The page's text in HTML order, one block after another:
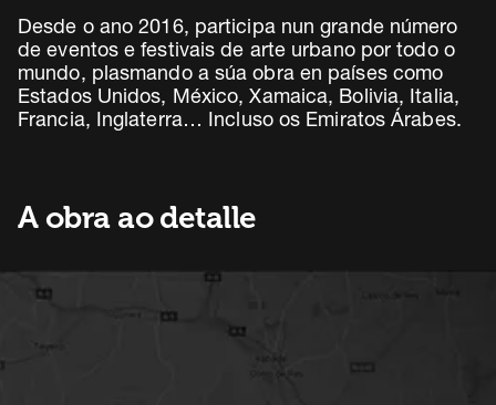
Desde o ano 2016, participa nun grande número
de eventos e festivais de arte urbano por todo o
mundo, plasmando a súa obra en países como
Estados Unidos, México, Xamaica, Bolivia, Italia,
Francia, Inglaterra… Incluso os Emiratos Árabes.
A obra ao detalle